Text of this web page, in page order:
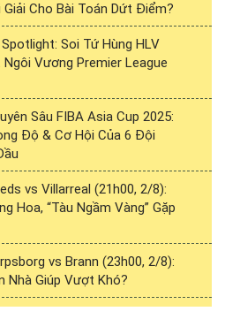
Giải Cho Bài Toán Dứt Điểm?
Spotlight: Soi Tứ Hùng HLV
Vương Premier League
Sâu FIBA Asia Cup 2025:
Độ & Cơ Hội Của 6 Đội
vs Villarreal (21h00, 2/8):
Hoa, “Tàu Ngầm Vàng” Gặp
vs Brann (23h00, 2/8):
Nhà Giúp Vượt Khó?